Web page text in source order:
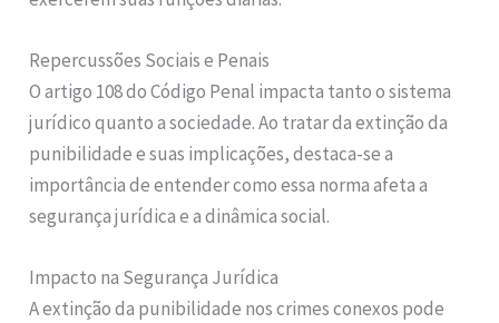
Repercussões Sociais e Penais
O artigo 108 do Código Penal impacta tanto o sistema
jurídico quanto a sociedade. Ao tratar da extinção da
punibilidade e suas implicações, destaca-se a
importância de entender como essa norma afeta a
segurança jurídica e a dinâmica social.
Impacto na Segurança Jurídica
A extinção da punibilidade nos crimes conexos pode